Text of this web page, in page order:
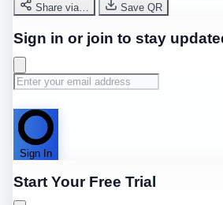
Share via…
Save QR
Sign in or join to stay
Sign In
Start Your Free Trial